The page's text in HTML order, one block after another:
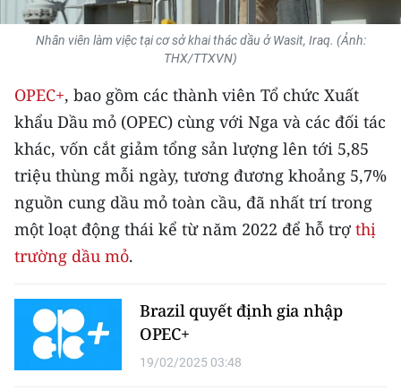
MÔI TRƯỜNG
KIỂM CHỨNG THÔNG TIN
TRI THỨC CHUYÊN SÂU
54 DÂN TỘC VIỆT NAM
CHƯƠNG TRÌNH OCOP - MỖI XÃ
MỘT SẢN PHẨM
RADIO
MEDIA CENTER
Nhân viên làm việc tại cơ sở khai thác dầu ở Wasit, Iraq. (Ảnh:
THX/TTXVN)
OPEC+, bao gồm các thành viên Tổ chức Xuất
khẩu Dầu mỏ (OPEC) cùng với Nga và các đối tác
khác, vốn cắt giảm tổng sản lượng lên tới 5,85
triệu thùng mỗi ngày, tương đương khoảng 5,7%
nguồn cung dầu mỏ toàn cầu, đã nhất trí trong
một loạt động thái kể từ năm 2022 để hỗ trợ thị
trường dầu mỏ.
Brazil quyết định gia nhập
OPEC+
19/02/2025 03:48